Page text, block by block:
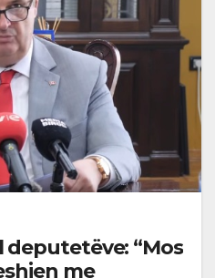
“Mos
me